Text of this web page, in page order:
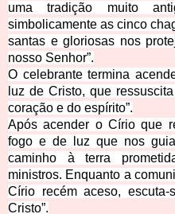
uma tradição muito
simbolicamente as cinco
santas e gloriosas nos
nosso Senhor”.
O celebrante termina
luz de Cristo, que
coração e do espírito”.
Após acender o Círio que
fogo e de luz que nos
caminho à terra
ministros. Enquanto a
Círio recém aceso,
Cristo”.